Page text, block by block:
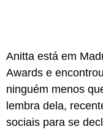
Anitta está em
Awards e
ninguém menos
lembra dela,
sociais para se